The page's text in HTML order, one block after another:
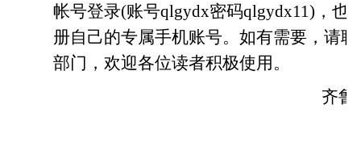
帐号登录(账号qlgydx密码qlgydx11) ，也
册自己的专属手机账号。如有需要，请
部门，欢迎各位读者积极使用。
齐鲁